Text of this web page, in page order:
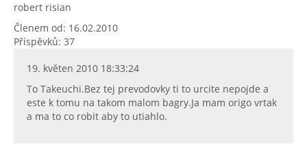
robert risian
Členem od: 16.02.2010
Příspěvků: 37
19. květen 2010 18:33:24
To Takeuchi.Bez tej prevodovky ti to urcite nepojde a
este k tomu na takom malom bagry.Ja mam origo vrtak
a ma to co robit aby to utiahlo.